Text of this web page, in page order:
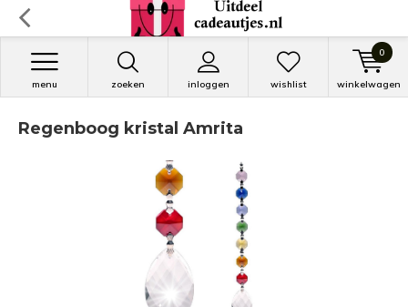
zoeken inloggen
menu wishlist winkelwagen
0
Regenboog kristal Amrita